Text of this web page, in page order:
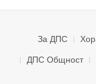
За ДПС
ДПС Общност